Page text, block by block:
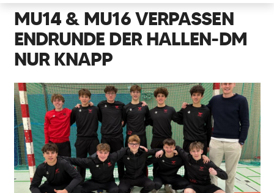
MU14 & MU16 VERPASSEN
ENDRUNDE DER HALLEN-DM
NUR KNAPP